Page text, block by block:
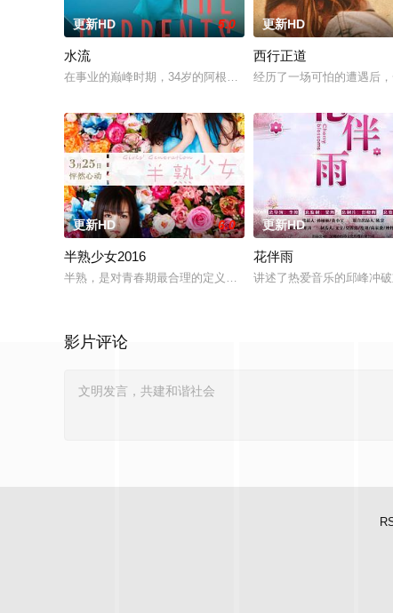
更新HD 5.0
水流
在事业的巅峰时期，34岁的阿根廷造型师丽娜在瑞士的一场颁
更新HD
西行正道
经历了一场可怕的遭遇后
更新HD 6.0
半熟少女2016
半熟，是对青春期最合理的定义，它是梦开始的地方，没有深
更新HD
花伴雨
讲述了热爱音乐的邱峰冲
影片评论